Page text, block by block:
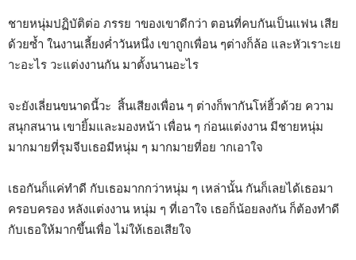
ชายหนุ่มปฏิบัติต่อ ภรรย าของเขาดีกว่า ตอนที่คบกันเป็นแฟน เสีย
ด้วยซ้ำ ในงานเลี้ยงค่ำวันหนึ่ง เขาถูกเพื่อน ๆต่างก็ล้อ และหัวเราะเย
าะอะไร วะแต่งงานกัน มาตั้งนานอะไร
จะยังเลี่ยนขนาดนี้วะ สิ้นเสียงเพื่อน ๆ ต่างก็พากันโห่ฮิ้วด้วย ความ
สนุกสนาน เขายิ้มและมองหน้า เพื่อน ๆ ก่อนแต่งงาน มีชายหนุ่ม
มากมายที่รุมจีบเธอมีหนุ่ม ๆ มากมายที่อย ากเอาใจ
เธอกันก็แค่ทำดี กับเธอมากกว่าหนุ่ม ๆ เหล่านั้น กันก็เลยได้เธอมา
ครอบครอง หลังแต่งงาน หนุ่ม ๆ ที่เอาใจ เธอก็น้อยลงกัน ก็ต้องทำดี
กับเธอให้มากขึ้นเพื่อ ไม่ให้เธอเสียใจ